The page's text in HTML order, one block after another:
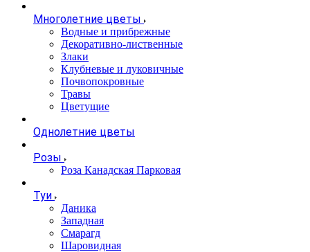
Многолетние цветы
Водные и прибрежные
Декоративно-лиственные
Злаки
Клубневые и луковичные
Почвопокровные
Травы
Цветущие
Однолетние цветы
Розы
Роза Канадская Парковая
Туи
Даника
Западная
Смарагд
Шаровидная